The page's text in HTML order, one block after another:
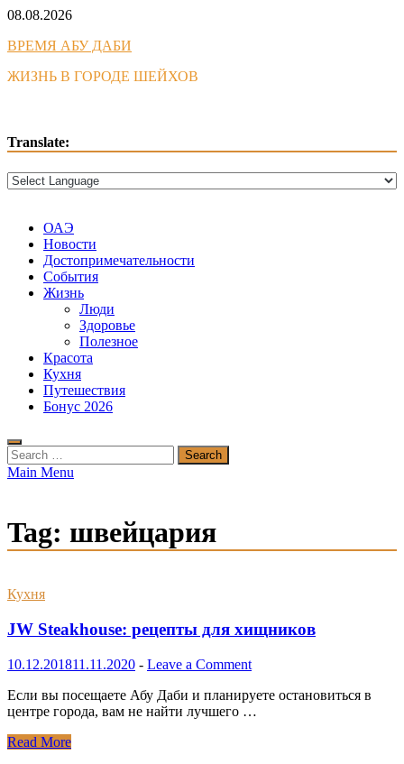
Skip
content
08.08.2026
ВРЕМЯ АБУ ДАБИ
ЖИЗНЬ В ГОРОДЕ ШЕЙХОВ
Translate:
ОАЭ
Новости
Достопримечательности
События
Жизнь
Люди
Здоровье
Полезное
Красота
Кухня
Путешествия
Бонус 2026
Search
for:
Main Menu
Tag: швейцария
Кухня
JW Steakhouse: рецепты для хищников
10.12.201811.11.2020 - Leave a Comment
Если вы посещаете Абу Даби и планируете остановиться в
центре города, вам не найти лучшего …
JW
Read More